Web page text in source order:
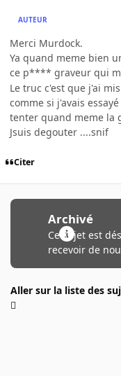
AUTEUR
Merci Murdock.
Ya quand meme bien
ce p**** graveur qui
Le truc c'est que j'ai
comme si j'avais
tenter quand meme la
Jsuis degouter ....snif
Citer
Archivé
Ce sujet est
recevoir de
Aller sur la liste des